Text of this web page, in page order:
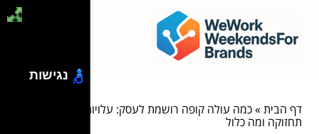
דף הבית»כמה עולה קופה רושמת לעסק: עלויות, רישוי,
תחזוקה ומה כלול
נגישות